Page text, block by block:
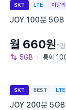
SKT LTE 이달
JOY 100분 5GB
5GB 통화
월 660원*
SKT BEST LTE
JOY 200분 5GB